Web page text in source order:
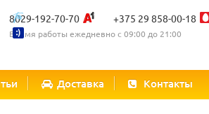
8029-192-70-70 +375 29 858-00-18
Время работы ежедневно с 09:00 до 21:00
Доставка Контакты